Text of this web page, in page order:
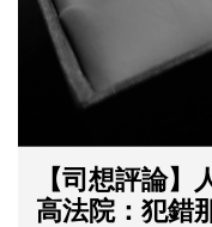
【司想評論
高法院：犯錯